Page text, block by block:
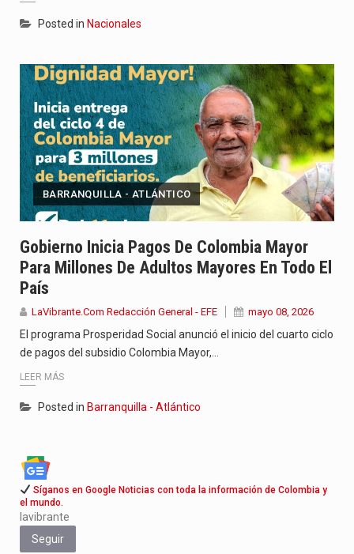
Posted in Nacionales
BARRANQUILLA - ATLÁNTICO
Gobierno Inicia Pagos De Colombia Mayor
Para Millones De Adultos Mayores En Todo El
País
LaVibrante.Com Redacción General - EFE mayo 08, 2026
El programa Prosperidad Social anunció el inicio del cuarto ciclo
de pagos del subsidio Colombia Mayor,…
LEER MÁS
Posted in Barranquilla - Atlántico
Síganos en Google Noticias con toda la información de Colombia y
el mundo.
lavibrante
Seguir